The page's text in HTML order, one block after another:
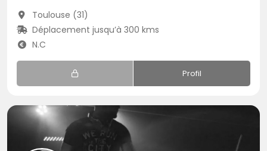
Toulouse (31)
Déplacement jusqu’à 300 kms
N.C
Profil